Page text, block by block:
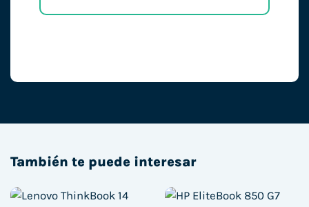
También te puede interesar